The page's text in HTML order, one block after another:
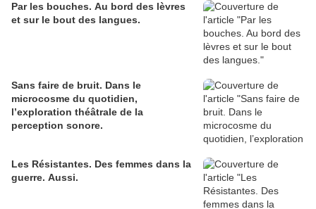
Par les bouches. Au bord des lèvres
et sur le bout des langues.
Sans faire de bruit. Dans le
microcosme du quotidien,
l’exploration théâtrale de la
perception sonore.
Les Résistantes. Des femmes dans la
guerre. Aussi.